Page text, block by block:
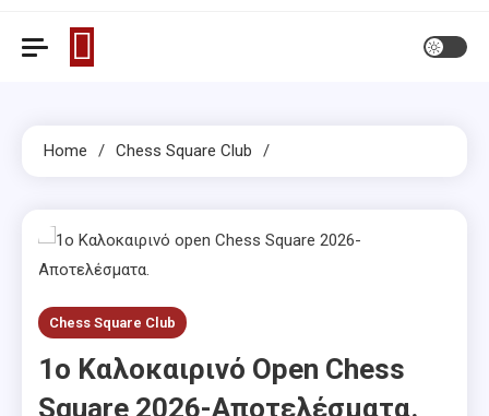
Home Chess Square Club
Chess Square Club
1o Καλοκαιρινό Open Chess
Square 2026-Αποτελέσματα.